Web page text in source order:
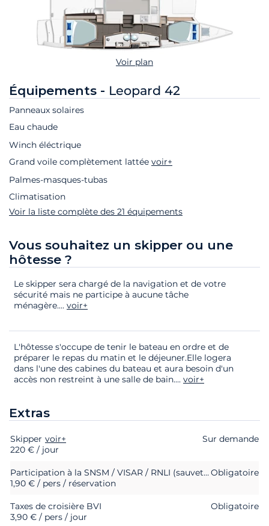
Voir plan
Équipements - Leopard 42
Panneaux solaires
Eau chaude
Winch éléctrique
Grand voile complètement lattée voir+
Palmes-masques-tubas
Climatisation
Voir la liste complète des 21 équipements
Vous souhaitez un skipper ou une
hôtesse ?
Le skipper sera chargé de la navigation et de votre
sécurité mais ne participe à aucune tâche
ménagère.... voir+
L'hôtesse s'occupe de tenir le bateau en ordre et de
préparer le repas du matin et le déjeuner.Elle logera
dans l'une des cabines du bateau et aura besoin d'un
accès non restreint à une salle de bain.... voir+
Extras
Extras Statut
Skipper voir+
Sur demande
220 € / jour
Participation à la SNSM / VISAR / RNLI (sauvetage en mer)Obligatoire
1,90 € / pers / réservation
Taxes de croisière BVI
Obligatoire
3,90 € / pers / jour